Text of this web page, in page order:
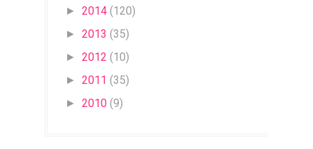
► 2014 (120)
► 2013 (35)
► 2012 (10)
► 2011 (35)
► 2010 (9)